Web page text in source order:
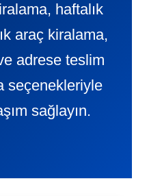
haftalık
araç kiralama,
adrese teslim
seçenekleriyle
sağlayın.